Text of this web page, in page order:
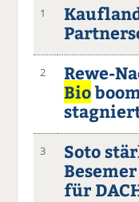
1
2
Rewe-
Bio
3
Soto
für